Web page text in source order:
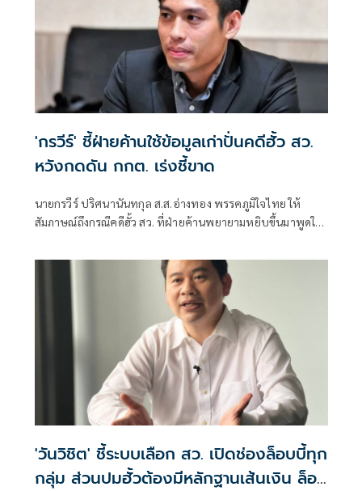
'กรวีร์' ชี้ฝ่ายค้านใช้ข้อมูลเก่าปั่นคดีฮั้ว สว.
หวังกดดัน กกต. เร่งชี้ขาด
นายกรวีร์ ปริศนานันทกุล ส.ส.อ่างทอง พรรคภูมิใจไทย ให้
สัมภาษณ์ถึงกรณีคดีฮั้ว สว. ที่ฝ่ายค้านพยายามหยิบขึ้นมาพูดใน
ไม่ได้กังวล เพราะทั้งหมดอยู่ในขั้นตอนของ คณะกรรมการการ
'วันวิชิต' ชี้ระบบเลือก สว. เปิดช่องล็อบบี้ทุก
กลุ่ม ส่วนปมฮั้วต้องมีหลักฐานเส้นเงิน ล็อก